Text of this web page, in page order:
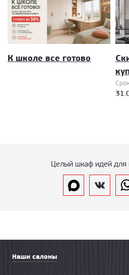
К школе все готово
Целый шкаф идей для
Наши салоны